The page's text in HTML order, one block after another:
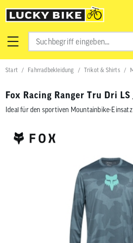
Start Fahrradbekleidung Trikot & Shirts
Fox Racing Ranger Tru Dri LS
Ideal für den sportiven Mountainbike-Einsatz